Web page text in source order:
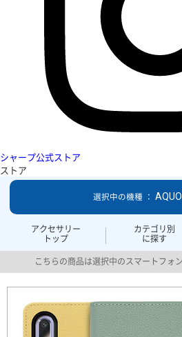
シャープ公式ストア
ストア
アクセサリー
トップ
カテゴリ別
に探す
選択中の機種 ：
こちらの商品は選択中のスマートフォ